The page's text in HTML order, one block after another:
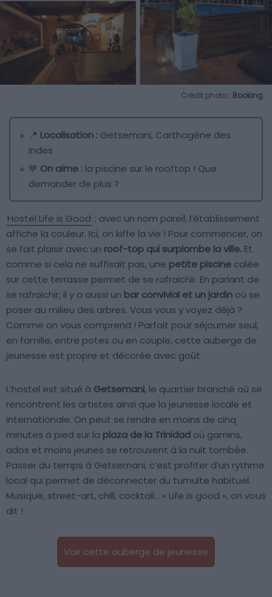
Crédit photo : Booking
📍 Localisation : Getsemani, Carthagène des
Indes
💙 On aime : la piscine sur le rooftop ! Que
demander de plus ?
Hostel Life is Good : avec un nom pareil, l’établissement
affiche la couleur. Ici, on kiffe la vie ! Pour commencer, on
se fait plaisir avec un roof-top qui surplombe la ville. Et
comme si cela ne suffisait pas, une petite piscine calée
sur cette terrasse permet de se rafraichir. En parlant de
se rafraichir, il y a aussi un bar convivial et un jardin où se
poser au milieu des arbres. Vous vous y voyez déjà ?
Comme on vous comprend ! Parfait pour séjourner seul,
en famille, entre potes ou en couple, cette auberge de
jeunesse est propre et décorée avec goût.
L’hostel est situé à Getsemani, le quartier branché où se
rencontrent les artistes ainsi que la jeunesse locale et
internationale. On peut se rendre en moins de cinq
minutes à pied sur la plaza de la Trinidad où gamins,
ados et moins jeunes se retrouvent à la nuit tombée.
Passer du temps à Getsemani, c’est profiter d’un rythme
local qui permet de déconnecter du tumulte habituel.
Musique, street-art, chill, cocktail… « Life is good », on vous
dit !
Voir cette auberge de jeunesse